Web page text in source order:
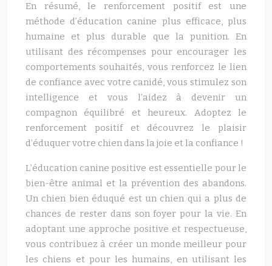
En résumé, le renforcement positif est une
méthode d’éducation canine plus efficace, plus
humaine et plus durable que la punition. En
utilisant des récompenses pour encourager les
comportements souhaités, vous renforcez le lien
de confiance avec votre canidé, vous stimulez son
intelligence et vous l’aidez à devenir un
compagnon équilibré et heureux. Adoptez le
renforcement positif et découvrez le plaisir
d’éduquer votre chien dans la joie et la confiance !
L’éducation canine positive est essentielle pour le
bien-être animal et la prévention des abandons.
Un chien bien éduqué est un chien qui a plus de
chances de rester dans son foyer pour la vie. En
adoptant une approche positive et respectueuse,
vous contribuez à créer un monde meilleur pour
les chiens et pour les humains, en utilisant les